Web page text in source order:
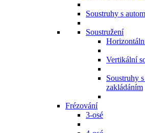
Soustruhy s
Soustružení
Vertikální
Soustruhy
zakládáním
Frézování
3-osé